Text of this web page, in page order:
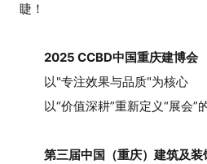
睫！
2025 CCBD中国重庆建博会
以"专注效果与品质"为核心
以“价值深耕”重新定义“展会”
第三届中国（重庆）建筑及